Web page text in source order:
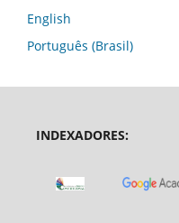
English
Português (Brasil)
INDEXADORES: